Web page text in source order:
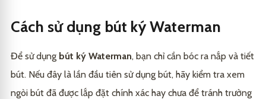
Cách sử dụng bút ký Waterman
Để sử dụng bút ký Waterman, bạn chỉ cần bóc ra nắp và tiết
bút. Nếu đây là lần đầu tiên sử dụng bút, hãy kiểm tra xem
ngòi bút đã được lắp đặt chính xác hay chưa để tránh trường